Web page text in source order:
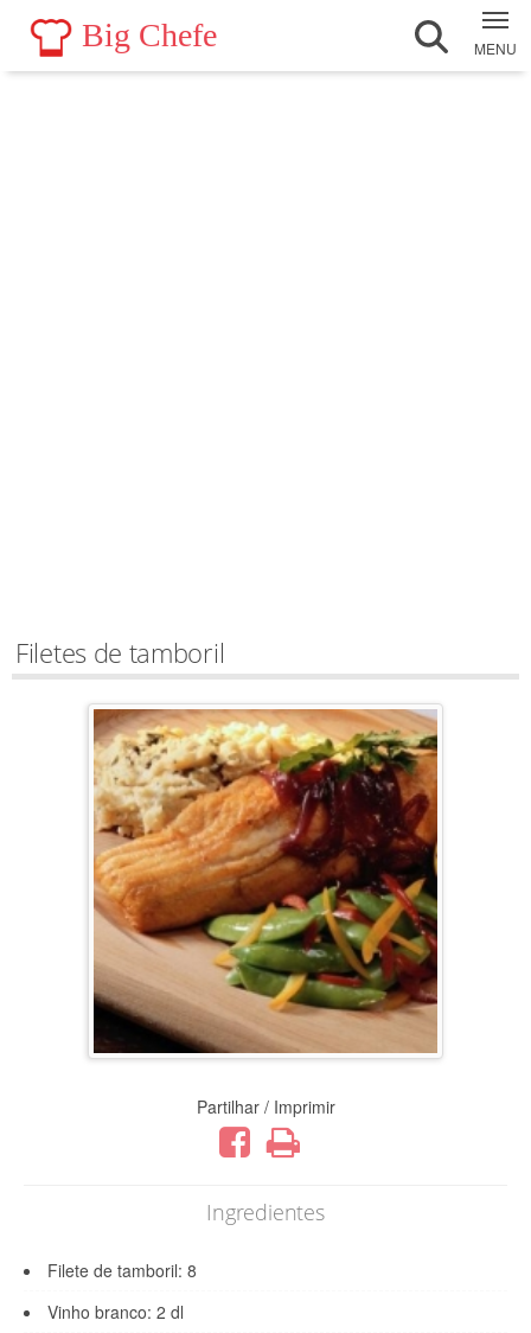
Big Chefe MENU
Filetes de tamboril
Partilhar / Imprimir
Ingredientes
Filete de tamboril: 8
Vinho branco: 2 dl